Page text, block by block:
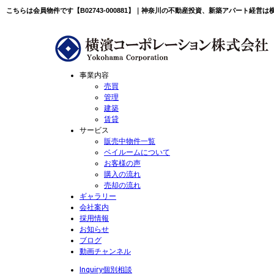
こちらは会員物件です【B02743-000881】｜神奈川の不動産投資、新築アパート経営は
事業内容
売買
管理
建築
賃貸
サービス
販売中物件一覧
ベイルームについて
お客様の声
購入の流れ
売却の流れ
ギャラリー
会社案内
採用情報
お知らせ
ブログ
動画チャンネル
Inquiry個別相談